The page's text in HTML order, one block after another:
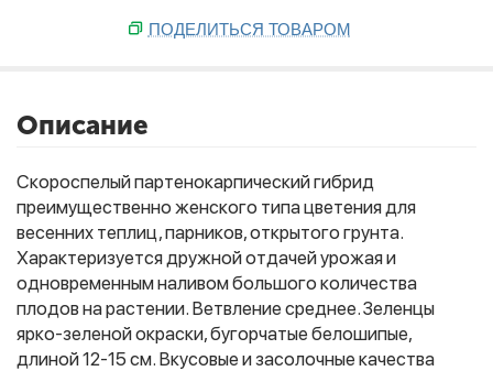
ПОДЕЛИТЬСЯ ТОВАРОМ
Описание
Скороспелый партенокарпический гибрид
преимущественно женского типа цветения для
весенних теплиц, парников, открытого грунта.
Характеризуется дружной отдачей урожая и
одновременным наливом большого количества
плодов на растении. Ветвление среднее. Зеленцы
ярко-зеленой окраски, бугорчатые белошипые,
длиной 12-15 см. Вкусовые и засолочные качества